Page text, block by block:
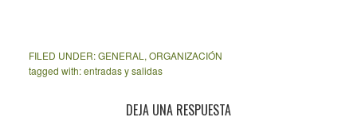
FILED UNDER:GENERAL , ORGANIZACIÓN
tagged with:entradas y salidas
DEJA UNA RESPUESTA